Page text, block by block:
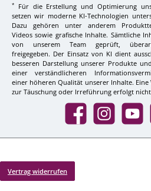
*
Für die Erstellung und Optimierung
setzen wir moderne KI-Technologien
Dazu gehören unter anderem
Videos sowie grafische Inhalte. Sämtliche
von unserem Team geprüft,
freigegeben. Der Einsatz von KI dient
besseren Darstellung unserer Produkte
einer verständlicheren
einer höheren Qualität unserer Inhalte. Eine
zur Täuschung oder Irreführung erfolgt
Facebook InstagramYouTube
Vertrag widerrufen